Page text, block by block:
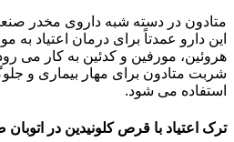
متادون در دسته شبه داروی مخدر
این دارو عمدتاً برای درمان اعتیاد به
هروئین، مورفین و کدئین به کار می
شربت متادون برای مهار بیماری و
استفاده می شود.
ترک اعتیاد با قرص کلونیدین در اتوبان